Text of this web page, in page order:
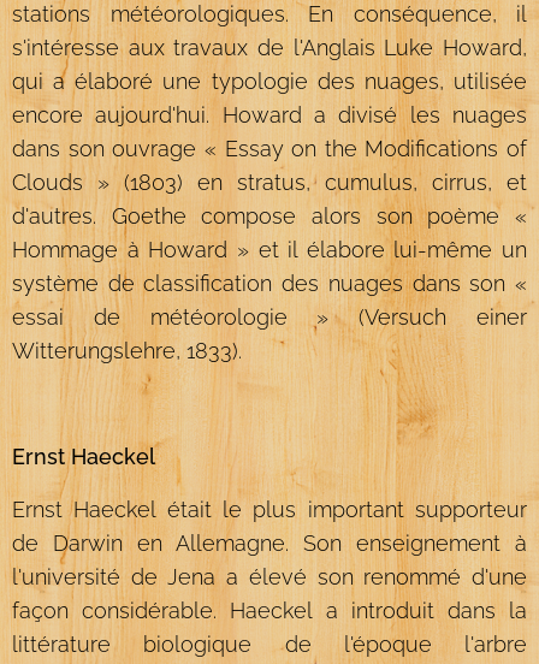
stations météorologiques. En conséquence, il
s'intéresse aux travaux de l'Anglais Luke Howard,
qui a élaboré une typologie des nuages, utilisée
encore aujourd'hui. Howard a divisé les nuages
dans son ouvrage « Essay on the Modifications of
Clouds » (1803) en stratus, cumulus, cirrus, et
d'autres. Goethe compose alors son poème «
Hommage à Howard » et il élabore lui-même un
système de classification des nuages dans son «
essai de météorologie » (Versuch einer
Witterungslehre, 1833).
Ernst Haeckel
Ernst Haeckel était le plus important supporteur
de Darwin en Allemagne. Son enseignement à
l'université de Jena a élevé son renommé d'une
façon considérable. Haeckel a introduit dans la
littérature biologique de l'époque l'arbre